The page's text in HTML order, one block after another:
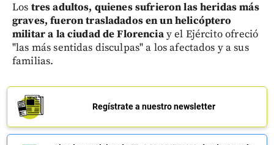
Los tres adultos, quienes sufrieron las heridas más
graves, fueron trasladados en un helicóptero
militar a la ciudad de Florenciay el Ejército ofreció
"las más sentidas disculpas" a los afectados y a sus
familias.
Regístrate a nuestro newsletter